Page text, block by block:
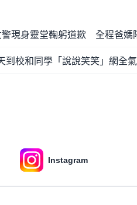
現身靈堂鞠躬道歉 全程爸媽
校和同學「說說笑笑」網全
Instagram